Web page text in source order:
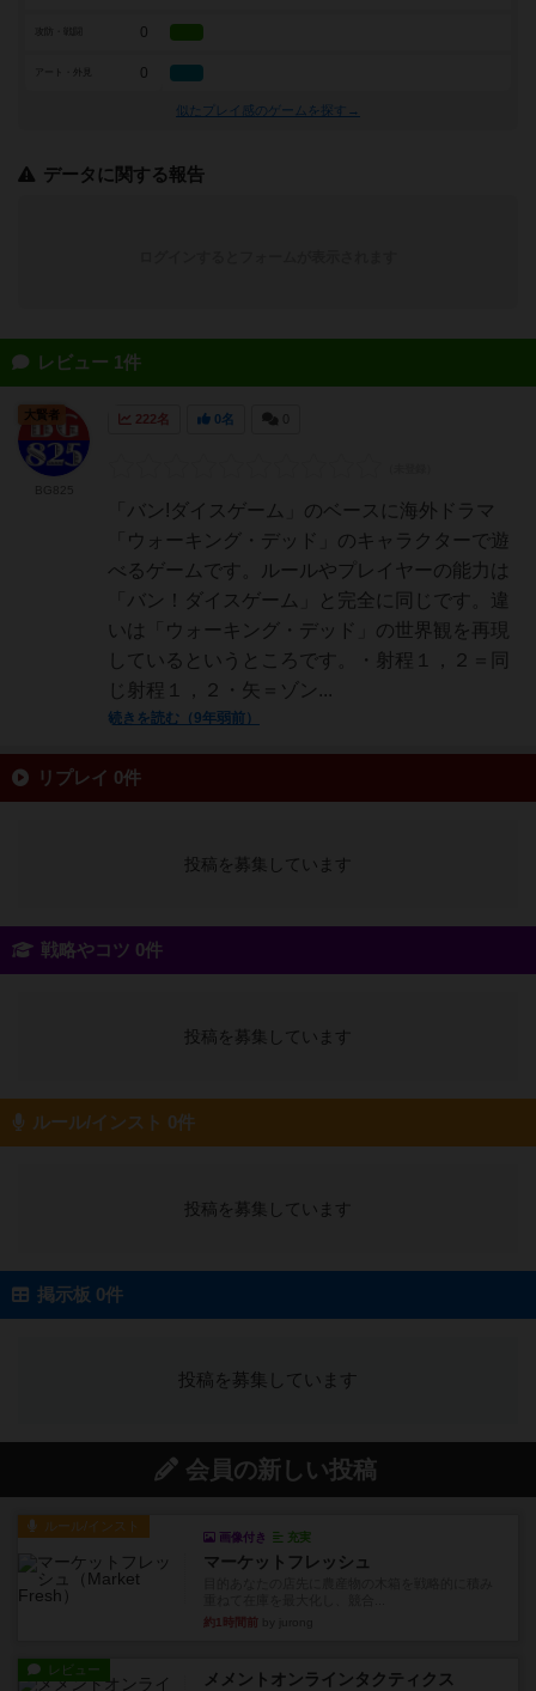
0
アート・外見 0
似たプレイ感のゲームを探す→
データに関する報告
レビュー 1件
222名 0名
「バン!ダイスゲーム」のベースに海外ドラマ
「ウォーキング・デッド」のキャラクターで遊
べるゲームです。ルールやプレイヤーの能力は
「バン！ダイスゲーム」と完全に同じです。違
いは「ウォーキング・デッド」の世界観を再現
しているというところです。・射程１，２＝同
じ射程１，２・矢＝ゾン...
続きを読む（9年弱前）
大賢者
リプレイ 0件
投稿を募集しています
戦略やコツ 0件
投稿を募集しています
ルール/インスト 0件
投稿を募集しています
掲示板 0件
投稿を募集しています
会員の新しい投稿
ルール/インスト
画像付き 充実
マーケットフレッシュ
約1時間前
レビュー メメントオンラインタクティクス